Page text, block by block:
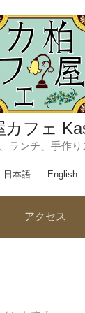
カフェ
ランチ、手作り
日本語 English
アクセス